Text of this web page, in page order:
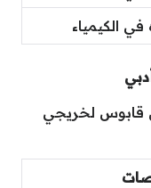
في الكيمياء
قابوس لخريجي